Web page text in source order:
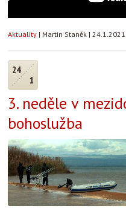
Aktuality | Martin Staněk |
24
1
3. neděle v
bohoslužba